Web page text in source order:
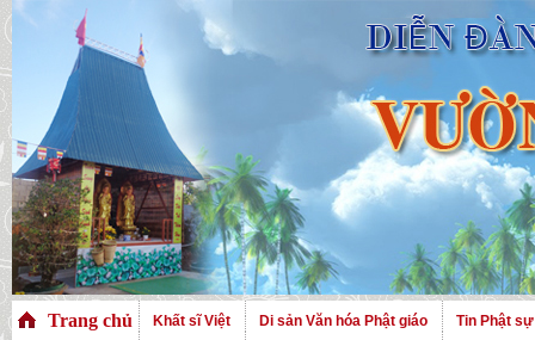
Trang chủ Khất sĩ Việt Di sản Văn hóa Phật giáo Tin Phật sự